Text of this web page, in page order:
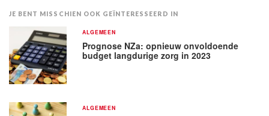
JE BENT MISSCHIEN OOK GEÏNTERESSEERD IN
ALGEMEEN
Prognose NZa: opnieuw onvoldoende
budget langdurige zorg in 2023
ALGEMEEN